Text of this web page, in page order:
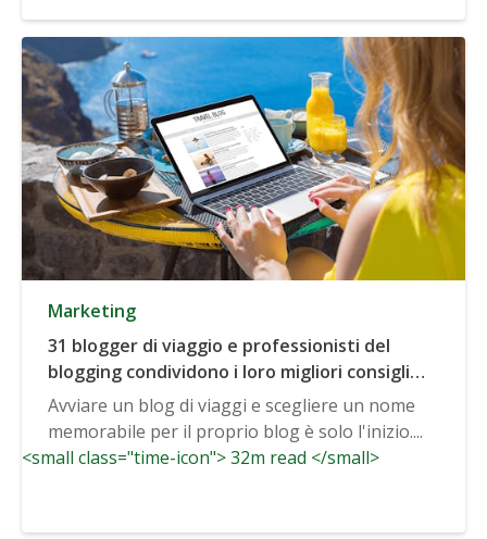
Marketing
31 blogger di viaggio e professionisti del
blogging condividono i loro migliori consigli
per far crescere un blog di viaggio
Avviare un blog di viaggi e scegliere un nome
memorabile per il proprio blog è solo l'inizio....
<small class="time-icon"> 32m read </small>